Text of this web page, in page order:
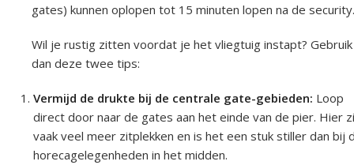
gates) kunnen oplopen tot 15 minuten lopen na de security.
Wil je rustig zitten voordat je het vliegtuig instapt? Gebruik
dan deze twee tips:
Vermijd de drukte bij de centrale gate-gebieden: Loop
direct door naar de gates aan het einde van de pier. Hier
vaak veel meer zitplekken en is het een stuk stiller dan bij
horecagelegenheden in het midden.